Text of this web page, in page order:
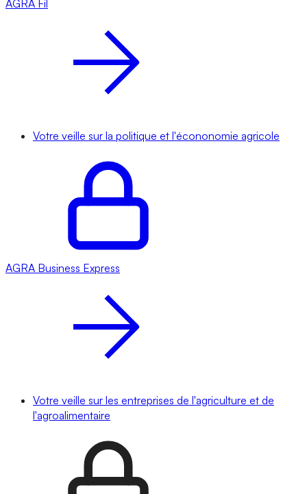
AGRA Fil
Votre veille sur la politique et l'écononomie agricole
AGRA Business Express
Votre veille sur les entreprises de l'agriculture et de
l'agroalimentaire